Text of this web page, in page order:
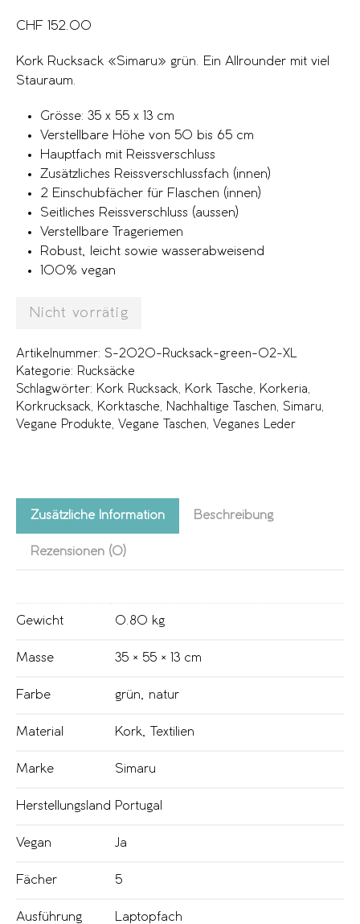
CHF 152.00
Kork Rucksack «Simaru» grün. Ein Allrounder mit viel
Stauraum.
Grösse: 35 x 55 x 13 cm
Verstellbare Höhe von 50 bis 65 cm
Hauptfach mit Reissverschluss
Zusätzliches Reissverschlussfach (innen)
2 Einschubfächer für Flaschen (innen)
Seitliches Reissverschluss (aussen)
Verstellbare Trageriemen
Robust, leicht sowie wasserabweisend
100% vegan
Nicht vorrätig
Artikelnummer: S-2020-Rucksack-green-02-XL
Kategorie: Rucksäcke
Schlagwörter: Kork Rucksack Kork Tasche Korkeria
Korkrucksack
Korktasche Nachhaltige Taschen Simaru
Vegane Produkte
Vegane Taschen Veganes Leder
Zusätzliche Information Beschreibung
Rezensionen (0)
Gewicht 0.80 kg
Masse 35 × 55 × 13 cm
Farbe grün natur
Material Kork Textilien
Marke Simaru
Herstellungsland Portugal
Vegan Ja
Fächer 5
Ausführung Laptopfach